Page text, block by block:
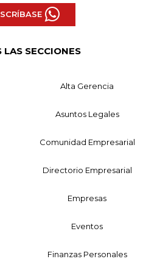
LAS SECCIONES
Alta Gerencia
Asuntos Legales
Comunidad Empresarial
Directorio Empresarial
Empresas
Eventos
Finanzas Personales